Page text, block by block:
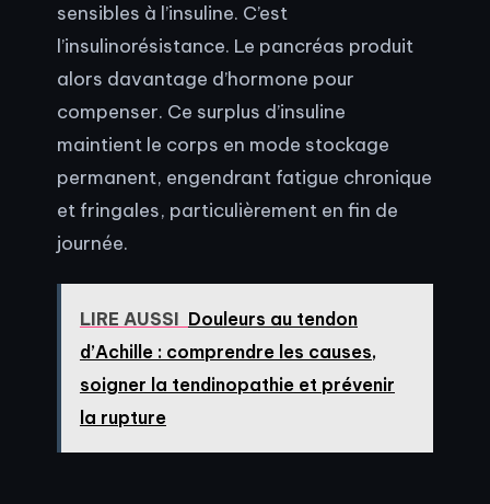
sensibles à l’insuline. C’est
l’insulinorésistance. Le pancréas produit
alors davantage d’hormone pour
compenser. Ce surplus d’insuline
maintient le corps en mode stockage
permanent, engendrant fatigue chronique
et fringales, particulièrement en fin de
journée.
LIRE AUSSI Douleurs au tendon
d’Achille : comprendre les causes,
soigner la tendinopathie et prévenir
la rupture